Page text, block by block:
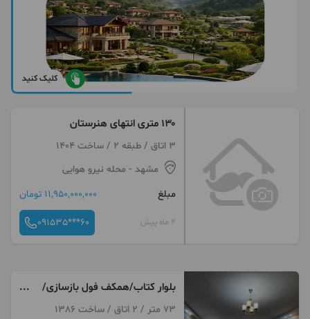
کلیک کنید
۱۳۰ متری انتهای هنرستان
3 اتاق / طبقه 2 / ساخت 1404
مشهد - محله نیرو هوایی
مبلغ
11,950,000,000 تومان
4 ماه پیش 091535***60
بلوار کتاب/همکف فول بازسازی/
چسبیده به پارک لاله
73 متر / 2 اتاق / ساخت 1386